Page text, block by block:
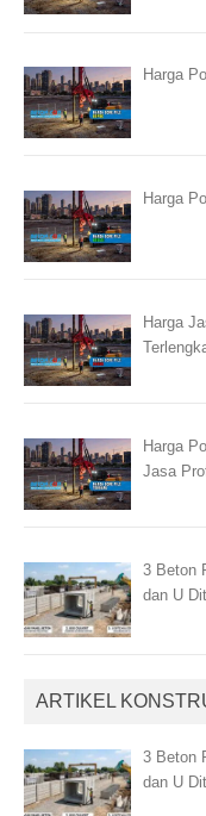
Harga
Harga
Harga
Harga
Jasa
3 Beton
dan U
ARTIKEL
3 Beton
dan U